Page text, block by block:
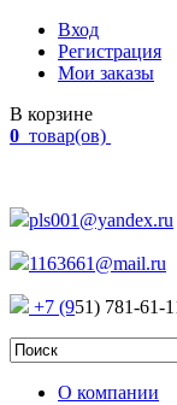
Вход
Регистрация
Мои заказы
В корзине
0 товар(ов)
pls001@yandex.ru
1163661@mail.ru
+7 (951) 781-61-
О компании